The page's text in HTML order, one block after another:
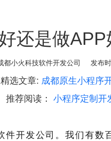
还是做APP
都小火科技软件开发公司 发布
精选文章: 成都原生小程序
推荐阅读： 小程序定制开
开发公司。我们有数